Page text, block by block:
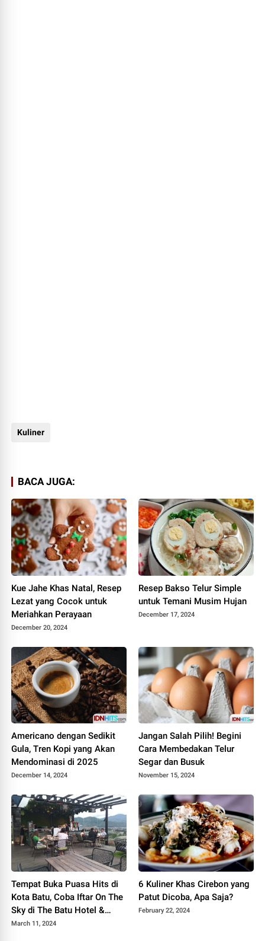
Kuliner
BACA JUGA:
Kue Jahe Khas Natal, Resep
Lezat yang Cocok untuk
Meriahkan Perayaan
December 20, 2024
Resep Bakso Telur Simple
untuk Temani Musim Hujan
December 17, 2024
Americano dengan Sedikit
Gula, Tren Kopi yang Akan
Mendominasi di 2025
December 14, 2024
Jangan Salah Pilih! Begini
Cara Membedakan Telur
Segar dan Busuk
November 15, 2024
Tempat Buka Puasa Hits di
Kota Batu, Coba Iftar On The
Sky di The Batu Hotel &
Villas
March 11, 2024
6 Kuliner Khas Cirebon yang
Patut Dicoba, Apa Saja?
February 22, 2024